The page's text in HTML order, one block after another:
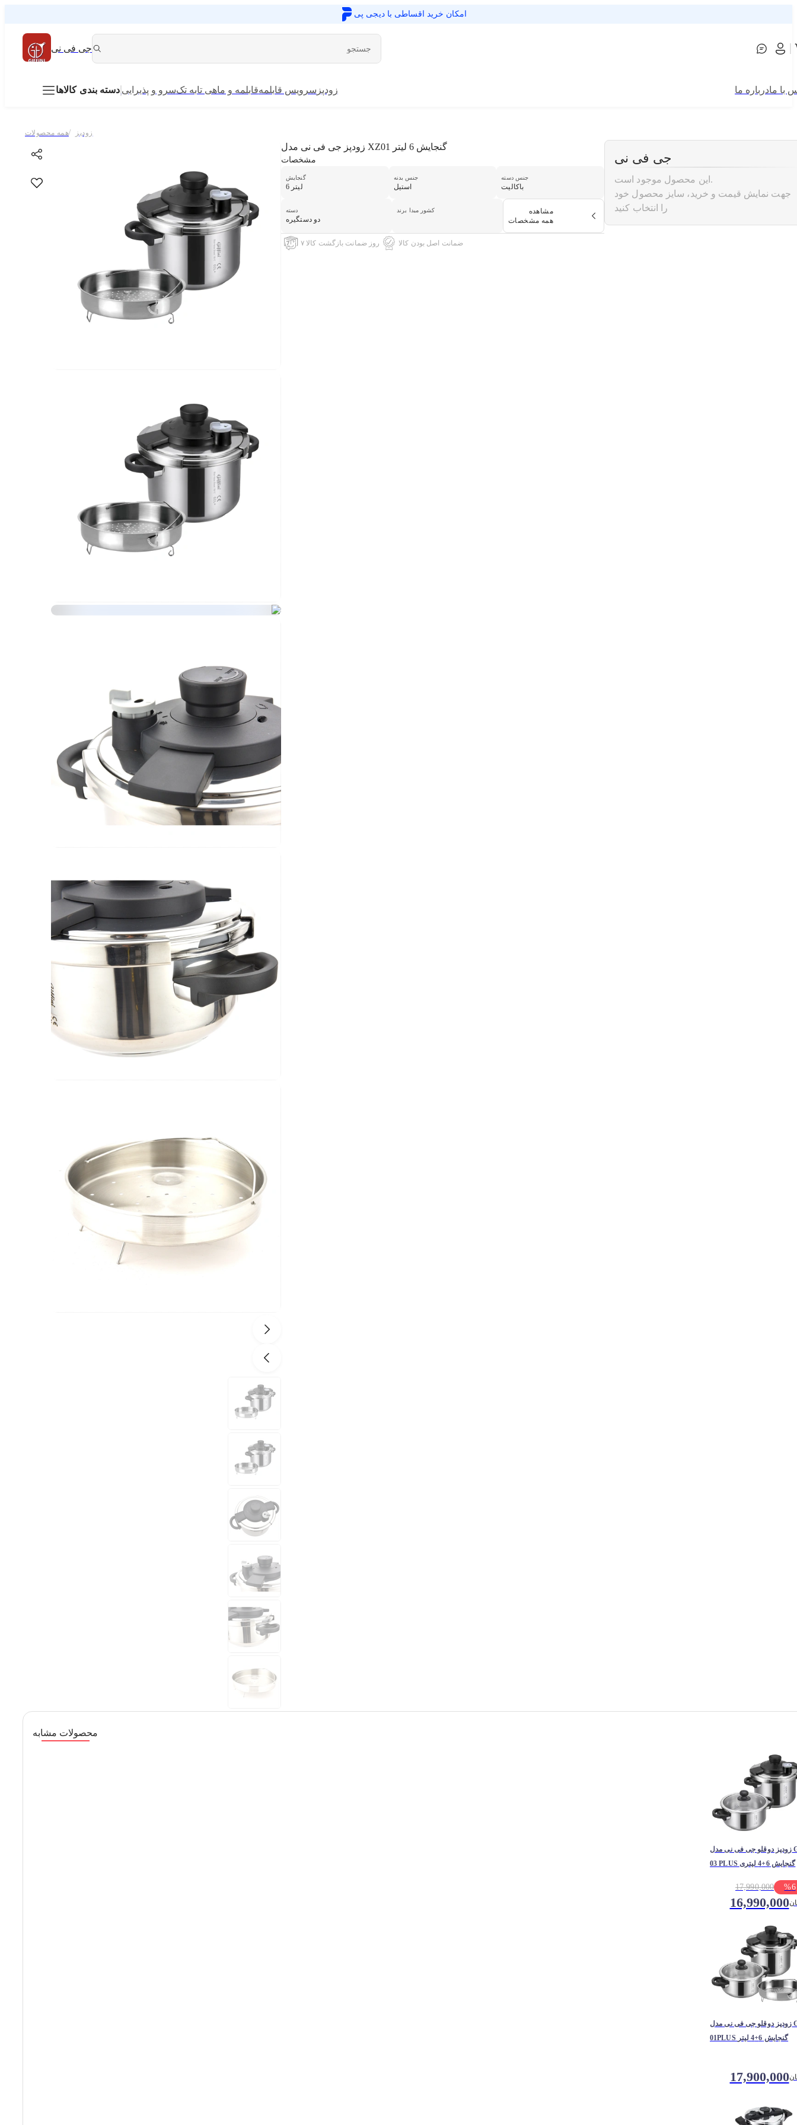
امکان خرید اقساطی بادیجی پی
جی فی نی
دسته بندی کالاها سرو و پذیراییقابلمه و ماهی تابه تکسرویس قابلمه زودپز درباره مابا ما
همه محصولات/ زودپز
زودپز جی فی نی مدل XZ01 گنجایش 6 لیتر
مشخصات
گنجایش
6 لیتر
جنس بدنه
استیل
جنس دسته
باکالیت
دسته
دو دستگیره
کشور مبدا برند
مشاهده
همه مشخصات
۷ روز ضمانت بازگشت کالا ضمانت اصل بودن کالا
جی فی نی
این محصول موجود است.
جهت نمایش قیمت و خرید، سایز محصول خود
را انتخاب کنید
محصولات مشابه
زودپز دوقلو جی فی نی مدل G-
03 PLUS گنجایش 6+4 لیتری
17,990,000 %6
16,990,000
زودپز دوقلو جی فی نی مدل G-
01PLUS گنجایش 6+4 لیتر
17,900,000